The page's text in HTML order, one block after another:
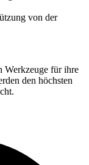
von der
Werkzeuge für ihre
den höchsten